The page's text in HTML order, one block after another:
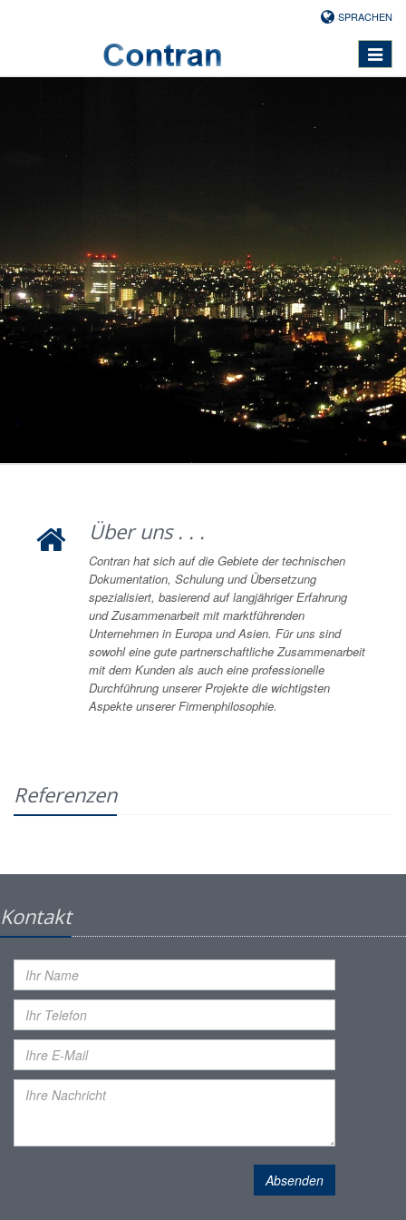
SPRACHEN
Toggle
Über uns . . .
Contran hat sich auf die Gebiete der technischen
Dokumentation, Schulung und Übersetzung
spezialisiert, basierend auf langjähriger Erfahrung
und Zusammenarbeit mit marktführenden
Unternehmen in Europa und Asien. Für uns sind
sowohl eine gute partnerschaftliche Zusammenarbeit
mit dem Kunden als auch eine professionelle
Durchführung unserer Projekte die wichtigsten
Aspekte unserer Firmenphilosophie.
Referenzen
Kontakt